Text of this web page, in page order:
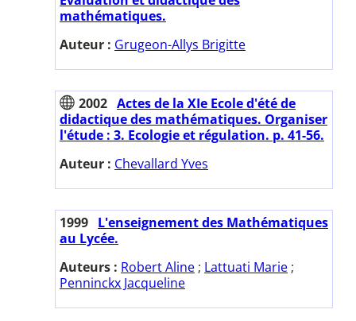
mathématiques.
Auteur : Grugeon-Allys Brigitte
2002 Actes de la XIe Ecole d'été de
didactique des mathématiques. Organiser
l'étude : 3. Ecologie et régulation. p. 41-56.
Auteur : Chevallard Yves
1999 L'enseignement des Mathématiques
au Lycée.
Auteurs : Robert Aline ; Lattuati Marie ;
Penninckx Jacqueline